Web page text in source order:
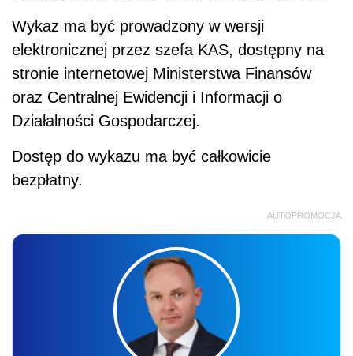
Wykaz ma być prowadzony w wersji
elektronicznej przez szefa KAS, dostępny na
stronie internetowej Ministerstwa Finansów
oraz Centralnej Ewidencji i Informacji o
Działalności Gospodarczej.
Dostęp do wykazu ma być całkowicie
bezpłatny.
AUTOPROMOCJA